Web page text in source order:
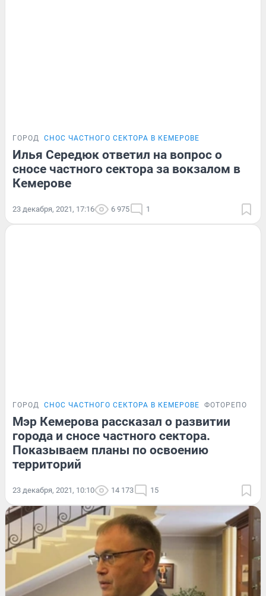
ГОРОД СНОС ЧАСТНОГО СЕКТОРА В КЕМЕРОВЕ
Илья Середюк ответил на вопрос о
сносе частного сектора за вокзалом в
Кемерове
23 декабря, 2021, 17:16 6 975 1
ГОРОД СНОС ЧАСТНОГО СЕКТОРА В КЕМЕРОВЕ
Мэр Кемерова рассказал о развитии
города и сносе частного сектора.
Показываем планы по освоению
территорий
23 декабря, 2021, 10:10 14 173 15